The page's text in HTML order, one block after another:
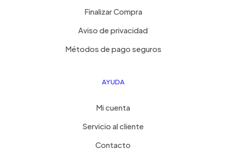
Finalizar Compra
Aviso de privacidad
Métodos de pago seguros
AYUDA
Mi cuenta
Servicio al cliente
Contacto